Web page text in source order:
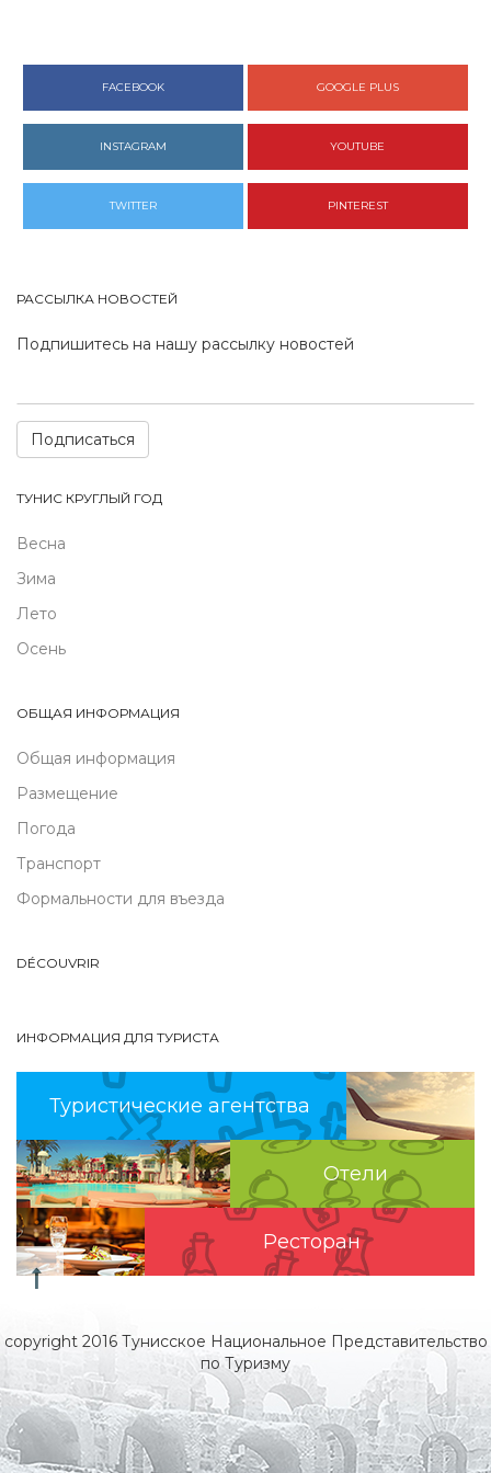
FACEBOOK GOOGLE PLUS
INSTAGRAM YOUTUBE
TWITTER PINTEREST
РАССЫЛКА НОВОСТЕЙ
Подпишитесь на нашу рассылку новостей
Подписаться
ТУНИС КРУГЛЫЙ ГОД
Весна
Зима
Лето
Осень
ОБЩАЯ ИНФОРМАЦИЯ
Общая информация
Размещение
Погода
Транспорт
Формальности для въезда
DÉCOUVRIR
ИНФОРМАЦИЯ ДЛЯ ТУРИСТА
Туристические агентства
Отели
Pесторан
copyright 2016 Тунисское Национальное Представительство
по Туризму